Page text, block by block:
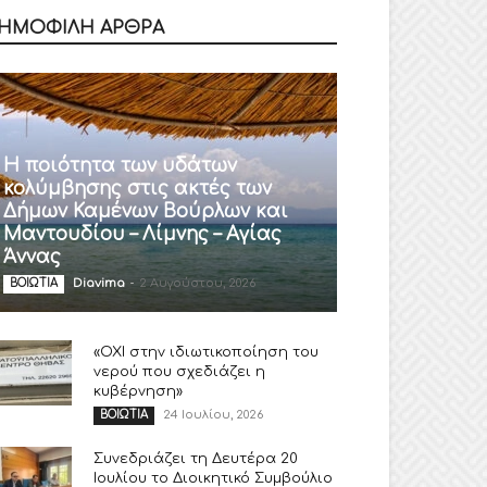
ΑΡΘΡΑ
Η ποιότητα των υδάτων
κολύμβησης στις ακτές των
Δήμων Καμένων Βούρλων και
Μαντουδίου – Λίμνης – Αγίας
Άννας
ΒΟΙΩΤΙΑ Diavima - 2 Αυγούστου, 2026
«ΟΧΙ στην ιδιωτικοποίηση του
νερού που σχεδιάζει η
κυβέρνηση»
ΒΟΙΩΤΙΑ 24 Ιουλίου, 2026
Συνεδριάζει τη Δευτέρα 20
Ιουλίου το Διοικητικό Συμβούλιο